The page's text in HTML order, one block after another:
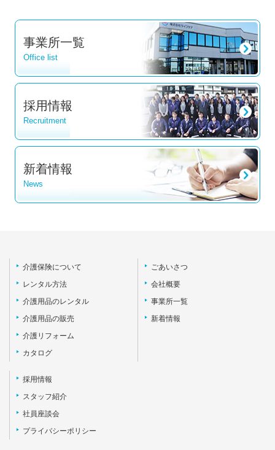
事業所一覧
Office list
採用情報
Recruitment
新着情報
News
介護保険について
レンタル方法
介護用品のレンタル
介護用品の販売
介護リフォーム
カタログ
ごあいさつ
会社概要
事業所一覧
新着情報
採用情報
スタッフ紹介
社員座談会
プライバシーポリシー